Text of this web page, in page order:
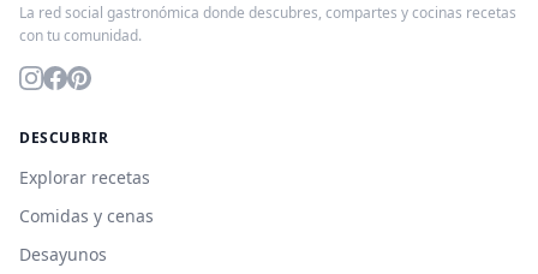
La red social gastronómica donde descubres, compartes y cocinas recetas
con tu comunidad.
DESCUBRIR
Explorar recetas
Comidas y cenas
Desayunos